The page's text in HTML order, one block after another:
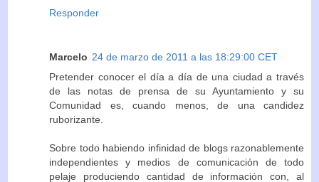
Responder
Marcelo 24 de marzo de 2011 a las 18:29:00 CET
Pretender conocer el día a día de una ciudad a través
de las notas de prensa de su Ayuntamiento y su
Comunidad es, cuando menos, de una candidez
ruborizante.
Sobre todo habiendo infinidad de blogs razonablemente
independientes y medios de comunicación de todo
pelaje produciendo cantidad de información con, al